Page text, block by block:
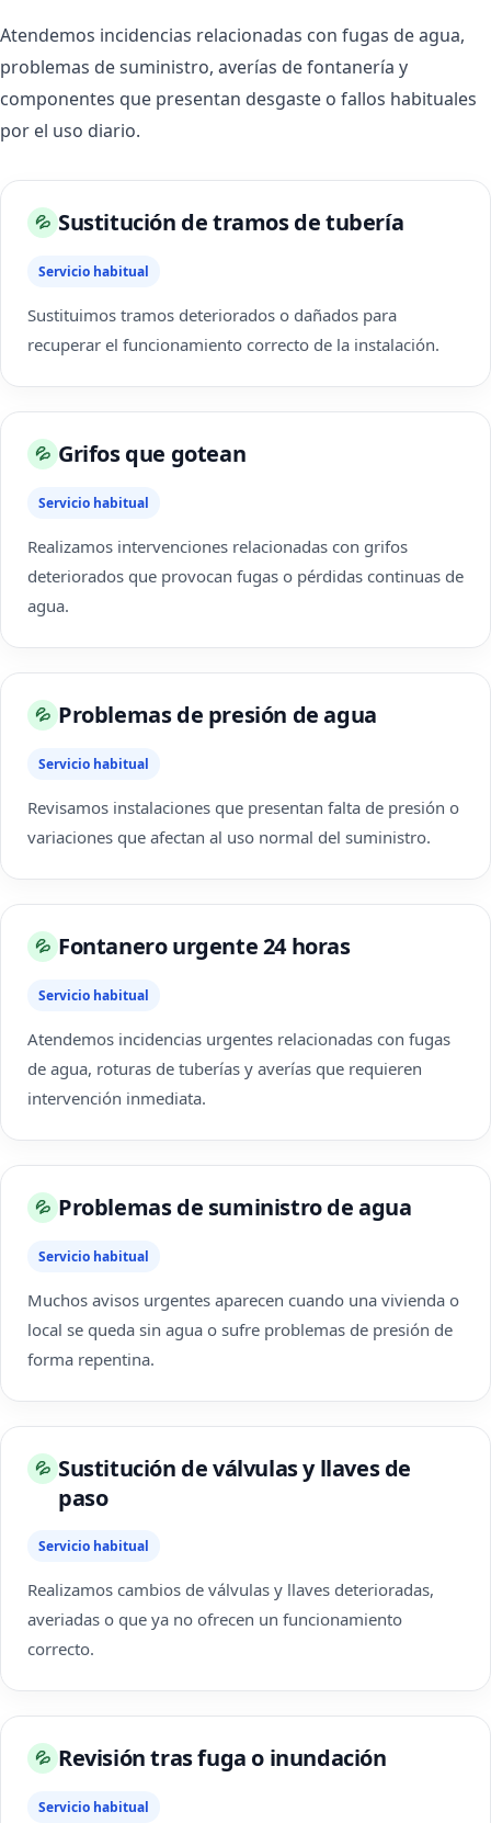
Atendemos incidencias relacionadas con fugas de agua,
problemas de suministro, averías de fontanería y
componentes que presentan desgaste o fallos habituales
por el uso diario.
💦 Sustitución de tramos de tubería
Servicio habitual
Sustituimos tramos deteriorados o dañados para
recuperar el funcionamiento correcto de la instalación.
💦 Grifos que gotean
Servicio habitual
Realizamos intervenciones relacionadas con grifos
deteriorados que provocan fugas o pérdidas continuas de
agua.
💦 Problemas de presión de agua
Servicio habitual
Revisamos instalaciones que presentan falta de presión o
variaciones que afectan al uso normal del suministro.
💦 Fontanero urgente 24 horas
Servicio habitual
Atendemos incidencias urgentes relacionadas con fugas
de agua, roturas de tuberías y averías que requieren
intervención inmediata.
💦 Problemas de suministro de agua
Servicio habitual
Muchos avisos urgentes aparecen cuando una vivienda o
local se queda sin agua o sufre problemas de presión de
forma repentina.
💦 Sustitución de válvulas y llaves de
paso
Servicio habitual
Realizamos cambios de válvulas y llaves deterioradas,
averiadas o que ya no ofrecen un funcionamiento
correcto.
💦 Revisión tras fuga o inundación
Servicio habitual